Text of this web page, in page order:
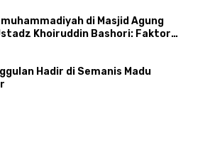
di Masjid Agung
Khoiruddin Bashori: Faktor
Hadir di Semanis Madu